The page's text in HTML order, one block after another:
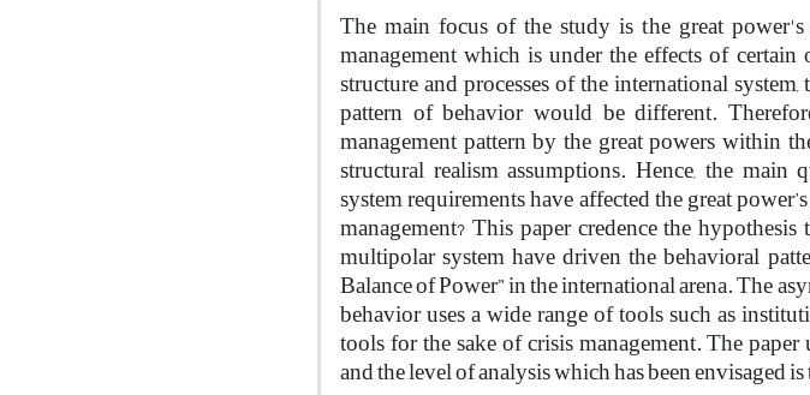
The main focus of the study is the great
management which is under the effects of
structure and processes of the international
pattern of behavior would be different.
management pattern by the great powers within
structural realism assumptions. Hence, the
system requirements have affected the great
management? This paper credence the
multipolar system have driven the behavioral
Balance of Power” in the international arena. The
behavior uses a wide range of tools such as
tools for the sake of crisis management. The
and the level of analysis which has been envisaged